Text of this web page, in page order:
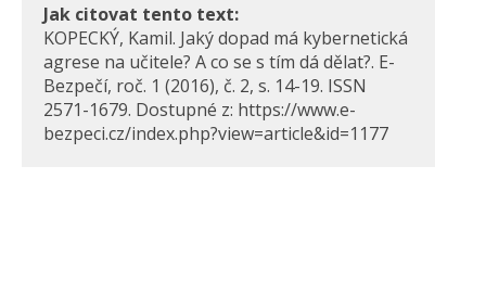
Jak citovat tento text:
KOPECKÝ, Kamil. Jaký dopad má kybernetická
agrese na učitele? A co se s tím dá dělat?. E-
Bezpečí, roč. 1 (2016), č. 2, s. 14-19. ISSN
2571-1679. Dostupné z: https://www.e-
bezpeci.cz/index.php?view=article&id=1177